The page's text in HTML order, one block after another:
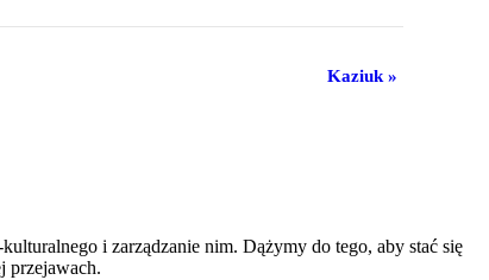
Kaziuk »
i zarządzanie nim. Dążymy do tego, aby stać się
przejawach.